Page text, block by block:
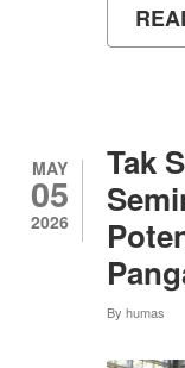
MAY
05
2026
Tak
By humas